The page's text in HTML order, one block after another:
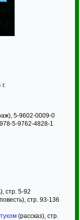
г.
5-9602-0009-0
5-9762-4828-1
стр. 5-92
стр. 93-136
(рассказ), стр.